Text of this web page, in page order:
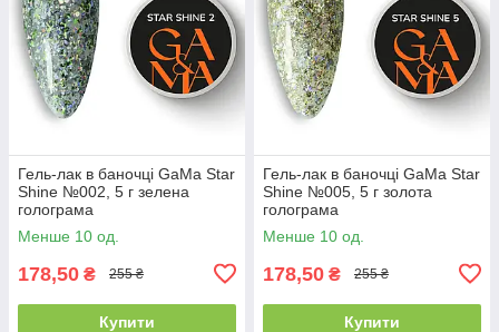
Гель-лак в баночці GaMa Star
Shine №002, 5 г зелена
голограма
Менше 10 од.
178,50 ₴ 255 ₴
Купити
Гель-лак в баночці GaMa Star
Shine №005, 5 г золота
голограма
Менше 10 од.
178,50 ₴ 255 ₴
Купити